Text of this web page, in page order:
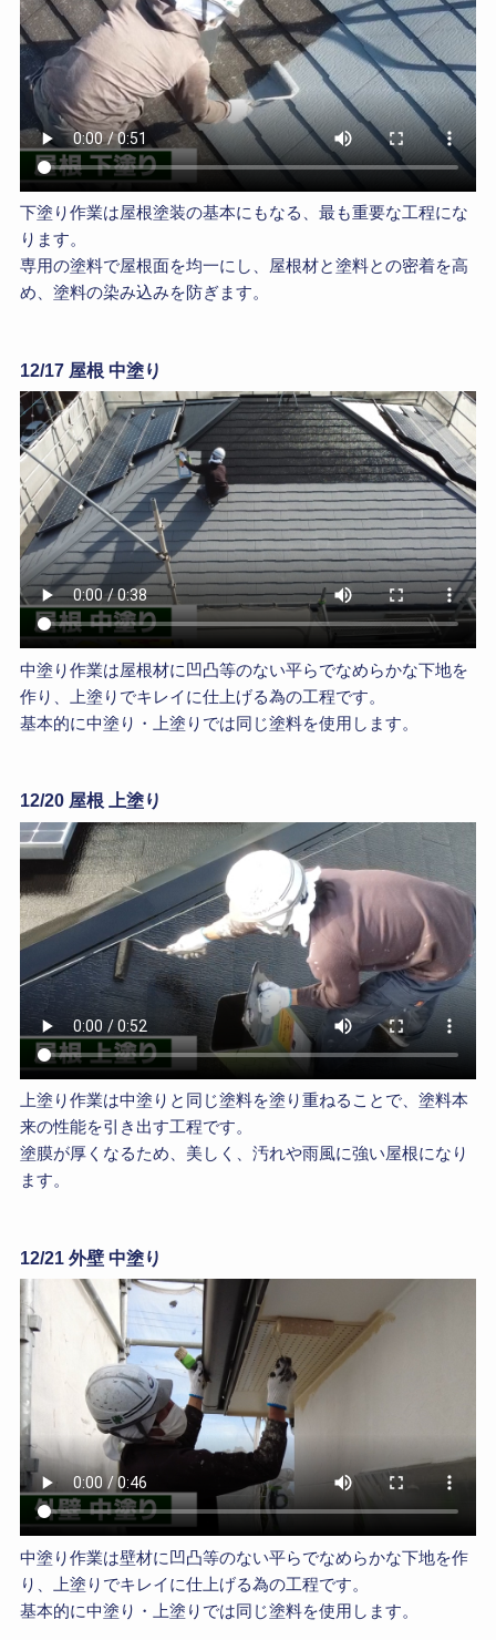
下塗り作業は屋根塗装の基本にもなる、最も重要な工程にな
ります。
専用の塗料で屋根面を均一にし、屋根材と塗料との密着を高
め、塗料の染み込みを防ぎます。
12/17 屋根 中塗り
中塗り作業は屋根材に凹凸等のない平らでなめらかな下地を
作り、上塗りでキレイに仕上げる為の工程です。
基本的に中塗り・上塗りでは同じ塗料を使用します。
12/20 屋根 上塗り
上塗り作業は中塗りと同じ塗料を塗り重ねることで、塗料本
来の性能を引き出す工程です。
塗膜が厚くなるため、美しく、汚れや雨風に強い屋根になり
ます。
12/21 外壁 中塗り
中塗り作業は壁材に凹凸等のない平らでなめらかな下地を作
り、上塗りでキレイに仕上げる為の工程です。
基本的に中塗り・上塗りでは同じ塗料を使用します。